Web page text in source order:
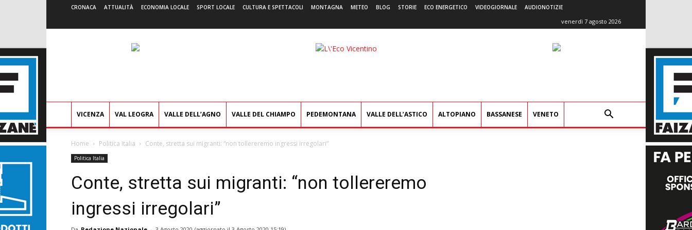
CRONACA ATTUALITÀ ECONOMIA LOCALE SPORT LOCALE CULTURA E SPETTACOLI MONTAGNA METEO BLOG STORIE ECO ENERGETICO VIDEOGIORNALE AUDIONOTIZIE
venerdì 7 agosto 2026
L'Eco
VICENZA VAL LEOGRA VALLE DELL’AGNO VALLE DEL CHIAMPO PEDEMONTANA VALLE DELL’ASTICO ALTOPIANO BASSANESE VENETO
Home Politica Italia Conte, stretta sui migranti: “non tollereremo ingressi irregolari”
Politica Italia
Conte, stretta sui migranti: “non tollereremo
ingressi irregolari”